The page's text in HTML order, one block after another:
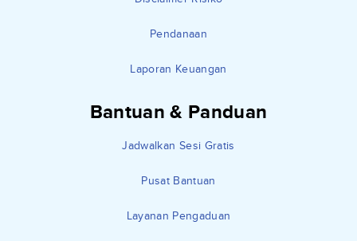
Pendanaan
Laporan Keuangan
Bantuan & Panduan
Jadwalkan Sesi Gratis
Pusat Bantuan
Layanan Pengaduan